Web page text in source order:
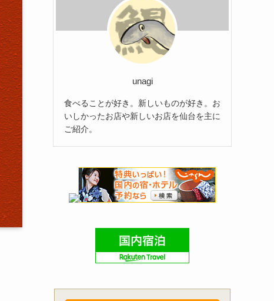
unagi
食べることが好き。新しいものが好き。お
いしかったお店や新しいお店を仙台を主に
ご紹介。